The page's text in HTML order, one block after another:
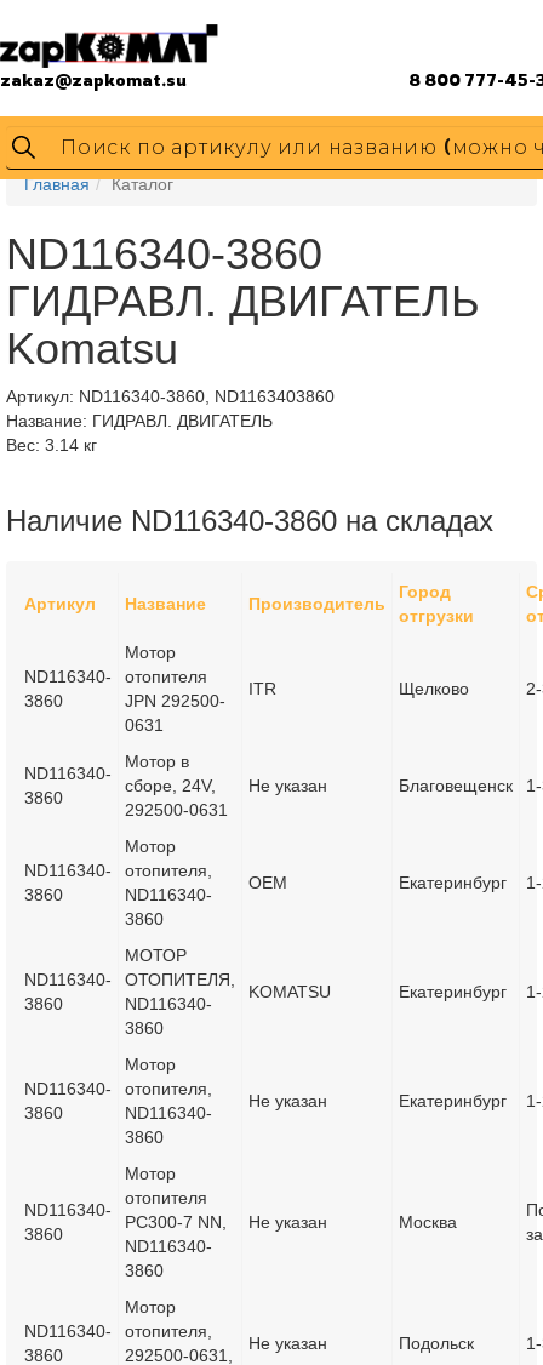
zakaz@zapkomat.su 8 800 777-45-
Главная Каталог
ND116340-3860
ГИДРАВЛ. ДВИГАТЕЛЬ
Komatsu
Артикул: ND116340-3860, ND1163403860
Название: ГИДРАВЛ. ДВИГАТЕЛЬ
Вес: 3.14 кг
Наличие ND116340-3860 на складах
Артикул Название Производитель
Город
отгрузки
ND116340-
3860
Мотор
отопителя
JPN 292500-
0631
ITR Щелково
ND116340-
3860
Мотор в
сборе, 24V,
292500-0631
Не указан Благовещенск
ND116340-
3860
Мотор
отопителя,
ND116340-
3860
OEM Екатеринбург
ND116340-
3860
МОТОР
ОТОПИТЕЛЯ,
ND116340-
3860
KOMATSU Екатеринбург
ND116340-
3860
Мотор
отопителя,
ND116340-
3860
Не указан Екатеринбург
ND116340-
3860
Мотор
отопителя
PC300-7 NN,
ND116340-
3860
Не указан Москва
ND116340-
3860
Мотор
отопителя,
292500-0631,
Не указан Подольск